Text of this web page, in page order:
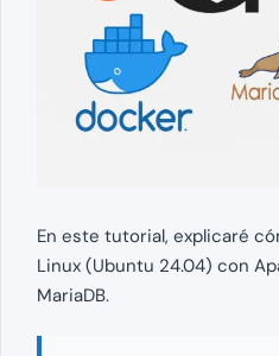
En este tutorial, explicaré
Linux (Ubuntu 24.04) con
MariaDB.